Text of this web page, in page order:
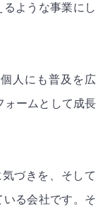
ような事業にし
人にも普及を広
ォームとして成長
づきを、そして
る会社です。そ